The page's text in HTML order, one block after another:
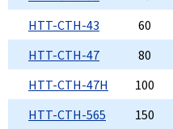
HTT-CTH-43
60
HTT-CTH-47
80
HTT-CTH-47H
100
HTT-CTH-565
150